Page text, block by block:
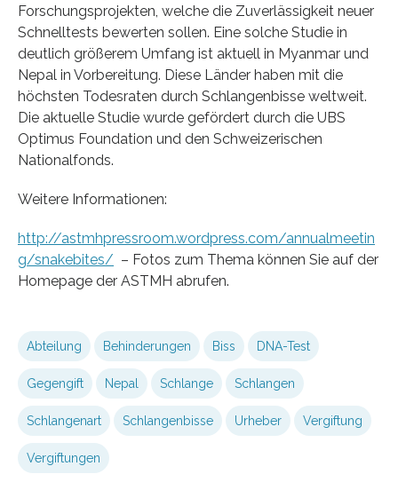
Forschungsprojekten, welche die Zuverlässigkeit neuer
Schnelltests bewerten sollen. Eine solche Studie in
deutlich größerem Umfang ist aktuell in Myanmar und
Nepal in Vorbereitung. Diese Länder haben mit die
höchsten Todesraten durch Schlangenbisse weltweit.
Die aktuelle Studie wurde gefördert durch die UBS
Optimus Foundation und den Schweizerischen
Nationalfonds.
Weitere Informationen:
http://astmhpressroom.wordpress.com/annualmeetin
g/snakebites/ – Fotos zum Thema können Sie auf der
Homepage der ASTMH abrufen.
Abteilung Behinderungen Biss DNA-Test
Gegengift Nepal Schlange Schlangen
Schlangenart Schlangenbisse Urheber Vergiftung
Vergiftungen